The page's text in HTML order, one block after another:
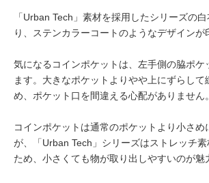
「Urban Tech」素材を採用したシリーズの
り、ステンカラーコートのようなデザインが
気になるコインポケットは、左手側の脇ポケ
ます。大きなポケットよりやや上にずらして
め、ポケット口を間違える心配がありません。
コインポケットは通常のポケットより小さめ
が、「Urban Tech」シリーズはストレッチ
ため、小さくても物が取り出しやすいのが魅